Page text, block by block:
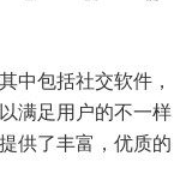
中包括社交软件，
满足用户的不一样
供了丰富，优质的